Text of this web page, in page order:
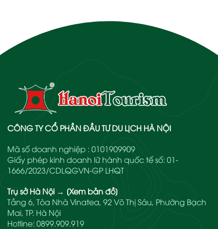
CÔNG TY CỔ PHẦN ĐẦU TƯ DU LỊCH HÀ NỘI
Mã số doanh nghiệp : 0101909909
Giấy phép kinh doanh lữ hành quốc tế số: 01-
1666/2023/CDLQGVN-GP LHQT
Trụ sở Hà Nội → [Xem bản đồ]
Tầng 6, Tòa Nhà Vinatea, 92 Võ Thị Sáu, Phường Bạch
Mai, TP. Hà Nội
Hotline: 0899.909.919